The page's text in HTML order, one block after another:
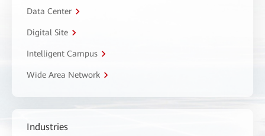
Data Center
Digital Site
Intelligent Campus
Wide Area Network
Industries